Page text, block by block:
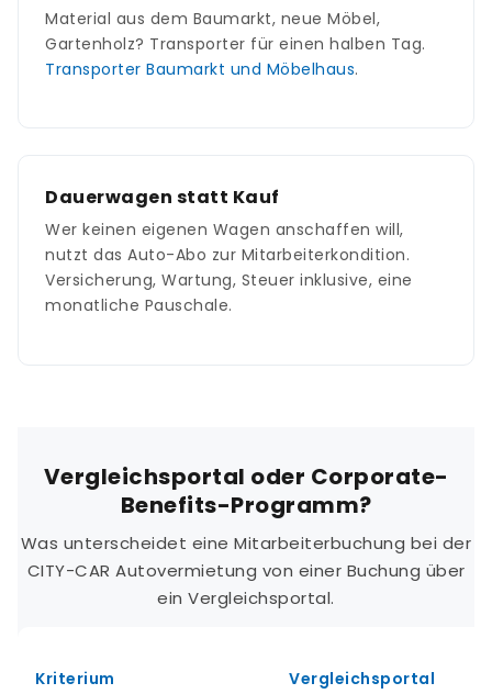
Material aus dem Baumarkt, neue Möbel,
Gartenholz? Transporter für einen halben Tag.
Transporter Baumarkt und Möbelhaus.
Dauerwagen statt Kauf
Wer keinen eigenen Wagen anschaffen will,
nutzt das Auto-Abo zur Mitarbeiterkondition.
Versicherung, Wartung, Steuer inklusive, eine
monatliche Pauschale.
Vergleichsportal oder Corporate-
Benefits-Programm?
Was unterscheidet eine Mitarbeiterbuchung bei der
CITY-CAR Autovermietung von einer Buchung über
ein Vergleichsportal.
Kriterium Vergleichsportal